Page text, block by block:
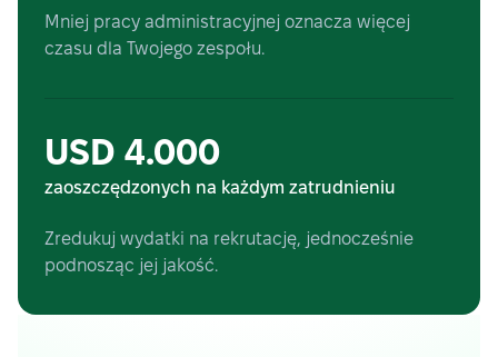
Mniej pracy administracyjnej oznacza więcej
czasu dla Twojego zespołu.
USD 4.000
zaoszczędzonych na każdym zatrudnieniu
Zredukuj wydatki na rekrutację, jednocześnie
podnosząc jej jakość.